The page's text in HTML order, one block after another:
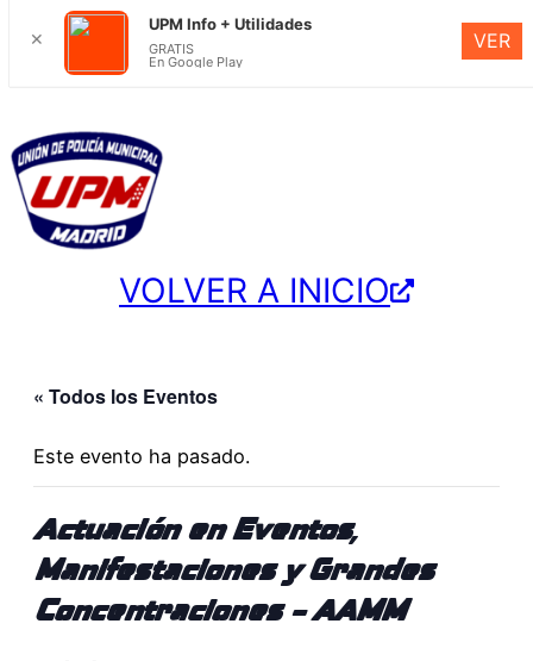
VOLVER A INICIO
« Todos los Eventos
Este evento ha pasado.
Actuación en Eventos,
Manifestaciones y Grandes
Concentraciones – AAMM
✕
UPM Info + Utilidades
GRATIS
En Google Play
VER